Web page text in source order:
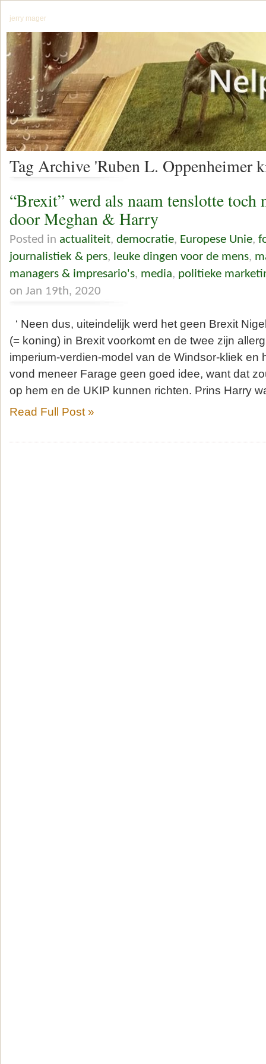
jerry mager
Tag Archive 'Ruben L. Oppenheimer
“Brexit” werd als naam tenslotte toch
door Meghan & Harry
Posted in actualiteit, democratie, Europese Unie,
journalistiek & pers, leuke dingen voor de mens,
managers & impresario's, media, politieke
on Jan 19th, 2020
‘ Neen dus, uiteindelijk werd het geen Brexit
(= koning) in Brexit voorkomt en de twee zijn
imperium-verdien-model van de Windsor-kliek en
vond meneer Farage geen goed idee, want dat
op hem en de UKIP kunnen richten. Prins Harry
Read Full Post »